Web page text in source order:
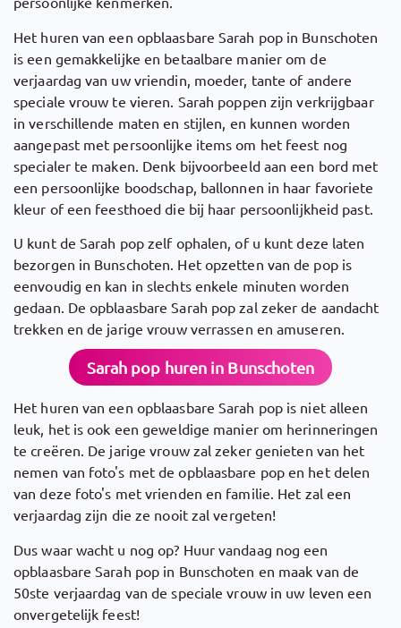
Het huren van een opblaasbare Sarah pop in Bunschoten
is een gemakkelijke en betaalbare manier om de
verjaardag van uw vriendin, moeder, tante of andere
speciale vrouw te vieren. Sarah poppen zijn verkrijgbaar
in verschillende maten en stijlen, en kunnen worden
aangepast met persoonlijke items om het feest nog
specialer te maken. Denk bijvoorbeeld aan een bord met
een persoonlijke boodschap, ballonnen in haar favoriete
kleur of een feesthoed die bij haar persoonlijkheid past.
U kunt de Sarah pop zelf ophalen, of u kunt deze laten
bezorgen in Bunschoten. Het opzetten van de pop is
eenvoudig en kan in slechts enkele minuten worden
gedaan. De opblaasbare Sarah pop zal zeker de aandacht
trekken en de jarige vrouw verrassen en amuseren.
Sarah pop huren in Bunschoten
Het huren van een opblaasbare Sarah pop is niet alleen
leuk, het is ook een geweldige manier om herinneringen
te creëren. De jarige vrouw zal zeker genieten van het
nemen van foto's met de opblaasbare pop en het delen
van deze foto's met vrienden en familie. Het zal een
verjaardag zijn die ze nooit zal vergeten!
Dus waar wacht u nog op? Huur vandaag nog een
opblaasbare Sarah pop in Bunschoten en maak van de
50ste verjaardag van de speciale vrouw in uw leven een
onvergetelijk feest!